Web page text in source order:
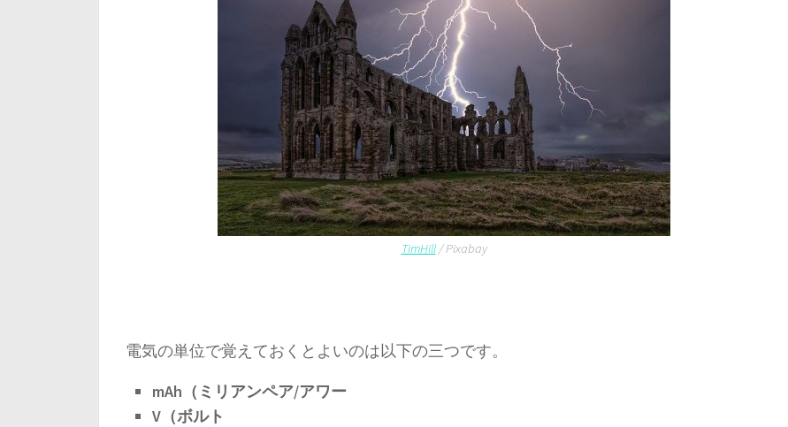
TimHill/ Pixabay
電気の単位で覚えておくとよいのは以下の三つです。
mAh（ミリアンペア/アワー
V（ボルト